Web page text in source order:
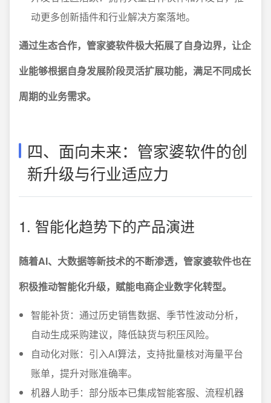
动更多创新插件和行业解决方案落地。
通过生态合作，管家婆软件极大拓展了自身边界，让企
业能够根据自身发展阶段灵活扩展功能，满足不同成长
周期的业务需求。
四、面向未来：管家婆软件的创
新升级与行业适应力
1. 智能化趋势下的产品演进
随着AI、大数据等新技术的不断渗透，管家婆软件也在
积极推动智能化升级，赋能电商企业数字化转型。
智能补货：通过历史销售数据、季节性波动分析，
自动生成采购建议，降低缺货与积压风险。
自动化对账：引入AI算法，支持批量核对海量平台
账单，提升对账准确率。
机器人助手：部分版本已集成智能客服、流程机器